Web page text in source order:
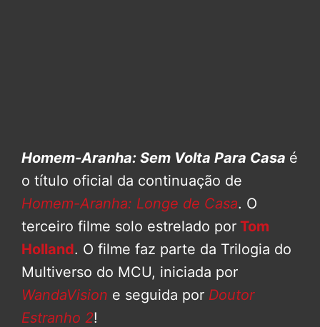
Homem-Aranha: Sem Volta Para Casa é
o título oficial da continuação de
Homem-Aranha: Longe de Casa. O
terceiro filme solo estrelado por Tom
Holland. O filme faz parte da Trilogia do
Multiverso do MCU, iniciada por
WandaVision e seguida por Doutor
Estranho 2!